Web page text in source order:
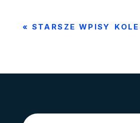
« STARSZE WPISY